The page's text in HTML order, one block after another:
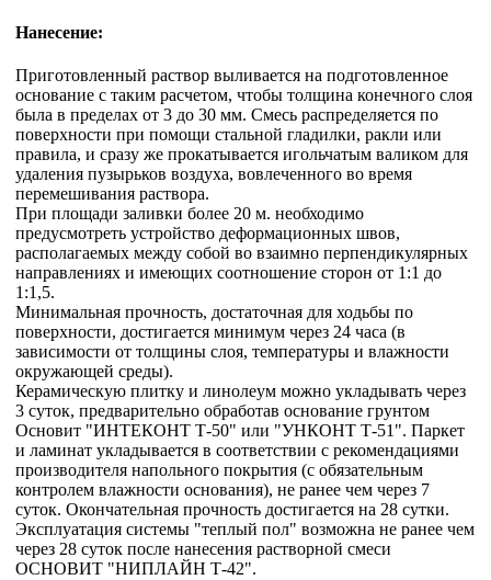
Нанесение:
Приготовленный раствор выливается на подготовленное
основание с таким расчетом, чтобы толщина конечного слоя
была в пределах от 3 до 30 мм. Смесь распределяется по
поверхности при помощи стальной гладилки, ракли или
правила, и сразу же прокатывается игольчатым валиком для
удаления пузырьков воздуха, вовлеченного во время
перемешивания раствора.
При площади заливки более 20 м. необходимо
предусмотреть устройство деформационных швов,
располагаемых между собой во взаимно перпендикулярных
направлениях и имеющих соотношение сторон от 1:1 до
1:1,5.
Минимальная прочность, достаточная для ходьбы по
поверхности, достигается минимум через 24 часа (в
зависимости от толщины слоя, температуры и влажности
окружающей среды).
Керамическую плитку и линолеум можно укладывать через
3 суток, предварительно обработав основание грунтом
Основит "ИНТЕКОНТ Т-50" или "УНКОНТ Т-51". Паркет
и ламинат укладывается в соответствии с рекомендациями
производителя напольного покрытия (с обязательным
контролем влажности основания), не ранее чем через 7
суток. Окончательная прочность достигается на 28 сутки.
Эксплуатация системы "теплый пол" возможна не ранее чем
через 28 суток после нанесения растворной смеси
ОСНОВИТ "НИПЛАЙН Т-42".